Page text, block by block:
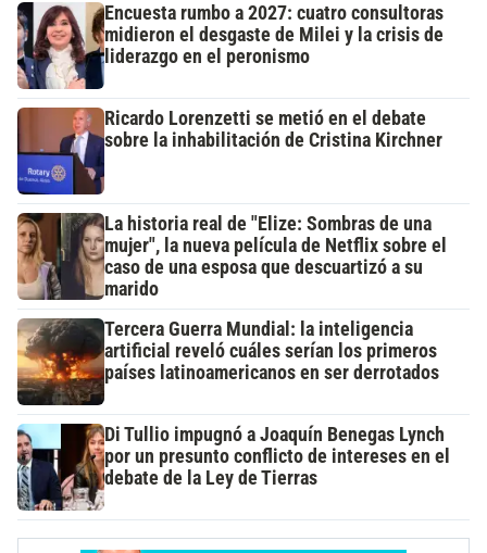
Encuesta rumbo a 2027: cuatro consultoras
midieron el desgaste de Milei y la crisis de
liderazgo en el peronismo
Ricardo Lorenzetti se metió en el debate
sobre la inhabilitación de Cristina Kirchner
La historia real de "Elize: Sombras de una
mujer", la nueva película de Netflix sobre el
caso de una esposa que descuartizó a su
marido
Tercera Guerra Mundial: la inteligencia
artificial reveló cuáles serían los primeros
países latinoamericanos en ser derrotados
Di Tullio impugnó a Joaquín Benegas Lynch
por un presunto conflicto de intereses en el
debate de la Ley de Tierras